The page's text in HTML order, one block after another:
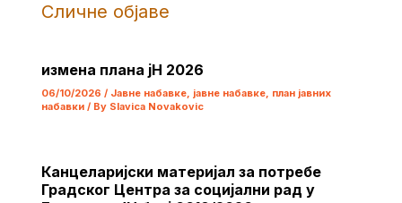
Сличне објаве
измена плана јН 2026
06/10/2026 / Јавне набавке, јавне набавке, план јавних
набавки/ By Slavica Novakovic
Канцеларијски материјал за потребе
Градског Центра за социјални рад у